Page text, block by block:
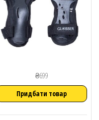
₴699
Придбати товар